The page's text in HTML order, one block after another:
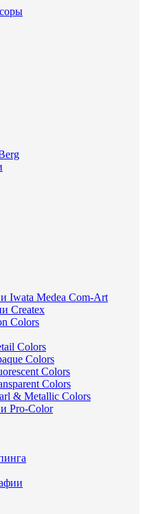
Iwata Medea Com-Art
Createx
Colors
Colors
Colors
Colors
Colors
& Metallic Colors
Pro-Color